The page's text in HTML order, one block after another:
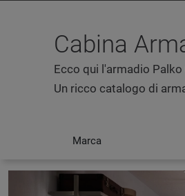
Cabina
Ecco qui l'armadio
Un ricco catalogo di
Marca